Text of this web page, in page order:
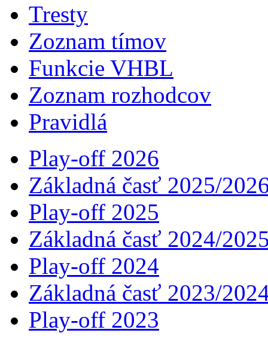
Tresty
Zoznam tímov
Funkcie VHBL
Zoznam rozhodcov
Pravidlá
Play-off 2026
Základná časť 2025/
Play-off 2025
Základná časť 2024/
Play-off 2024
Základná časť 2023/
Play-off 2023